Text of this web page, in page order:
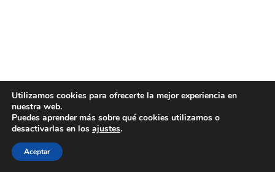
Utilizamos cookies para ofrecerte la mejor experiencia en
nuestra web.
Puedes aprender más sobre qué cookies utilizamos o
desactivarlas en los ajustes.
Aceptar